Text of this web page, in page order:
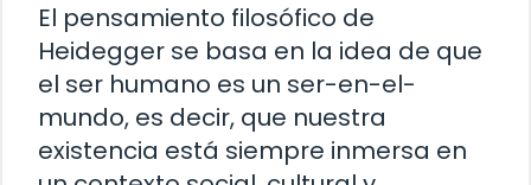
El pensamiento filosófico de
Heidegger se basa en la idea de que
el ser humano es un ser-en-el-
mundo, es decir, que nuestra
existencia está siempre inmersa en